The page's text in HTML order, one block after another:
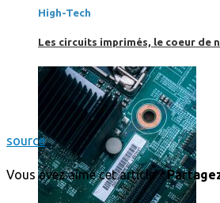
High-Tech
Les circuits imprimés, le coeur de
source
Vous avez aimé cet article ?